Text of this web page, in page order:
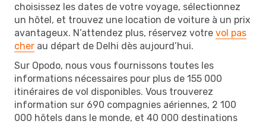
choisissez les dates de votre voyage, sélectionnez
un hôtel, et trouvez une location de voiture à un prix
avantageux. N’attendez plus, réservez votre vol pas
cher au départ de Delhi dès aujourd’hui.
Sur Opodo, nous vous fournissons toutes les
informations nécessaires pour plus de 155 000
itinéraires de vol disponibles. Vous trouverez
information sur 690 compagnies aériennes, 2 100
000 hôtels dans le monde, et 40 000 destinations